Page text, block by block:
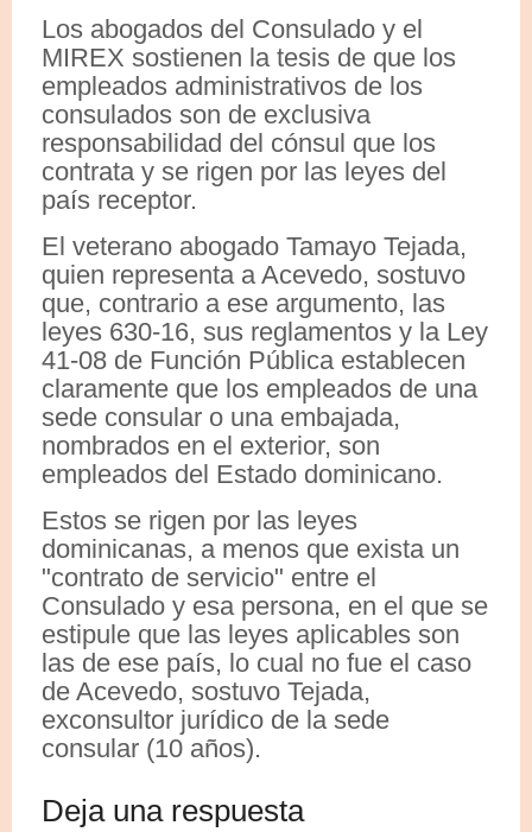
Los abogados del Consulado y el
MIREX sostienen la tesis de que los
empleados administrativos de los
consulados son de exclusiva
responsabilidad del cónsul que los
contrata y se rigen por las leyes del
país receptor.
El veterano abogado Tamayo Tejada,
quien representa a Acevedo, sostuvo
que, contrario a ese argumento, las
leyes 630-16, sus reglamentos y la Ley
41-08 de Función Pública establecen
claramente que los empleados de una
sede consular o una embajada,
nombrados en el exterior, son
empleados del Estado dominicano.
Estos se rigen por las leyes
dominicanas, a menos que exista un
"contrato de servicio" entre el
Consulado y esa persona, en el que se
estipule que las leyes aplicables son
las de ese país, lo cual no fue el caso
de Acevedo, sostuvo Tejada,
exconsultor jurídico de la sede
consular (10 años).
Deja una respuesta